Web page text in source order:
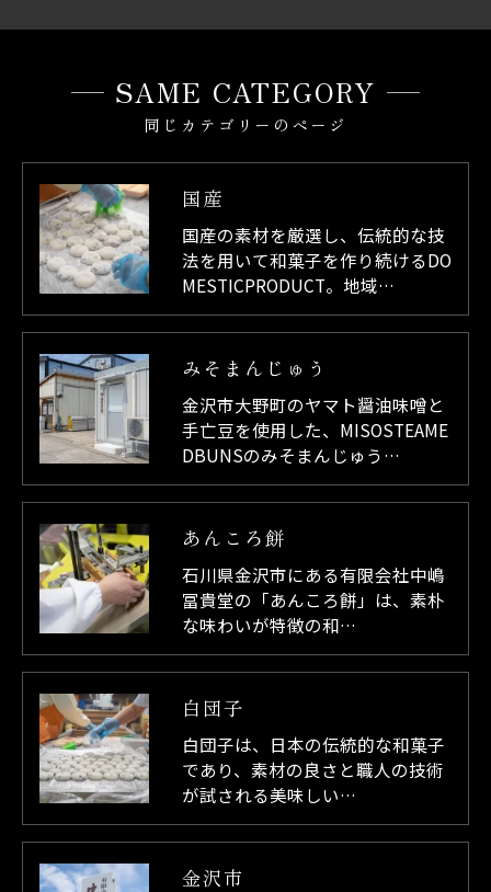
同じカテゴリーのページ
SAME CATEGORY
国産
国産の素材を厳選し、伝統的な技
法を用いて和菓子を作り続けるDO
MESTICPRODUCT。地域…
みそまんじゅう
金沢市大野町のヤマト醤油味噌と
手亡豆を使用した、MISOSTEAME
DBUNSのみそまんじゅう…
あんころ餅
石川県金沢市にある有限会社中嶋
冨貴堂の「あんころ餅」は、素朴
な味わいが特徴の和…
白団子
白団子は、日本の伝統的な和菓子
であり、素材の良さと職人の技術
が試される美味しい…
金沢市